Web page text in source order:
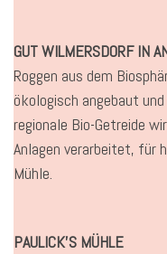
GUT WILMERSDORF IN
Roggen aus dem
ökologisch angebaut
regionale Bio-Getreide
Anlagen verarbeitet, für
Mühle.
PAULICK’S MÜHLE